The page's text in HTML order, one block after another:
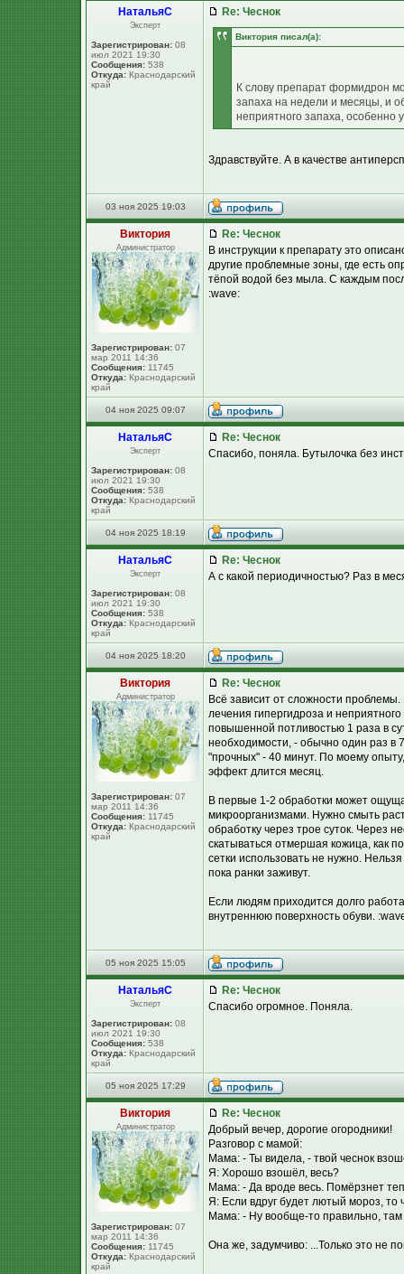
НатальяС
Эксперт
Зарегистрирован: 08
июл 2021 19:30
Сообщения: 538
Откуда: Краснодарский
край
Re: Чеснок
Виктория писал(а):
К слову препарат формидрон
запаха на недели и месяцы, и
неприятного запаха, особенно
Здравствуйте. А в качестве
03 ноя 2025 19:03
Виктория
Администратор
Зарегистрирован: 07
мар 2011 14:36
Сообщения: 11745
Откуда: Краснодарский
край
Re: Чеснок
В инструкции к препарату это
другие проблемные зоны, где есть
тёпой водой без мыла. С каждым
:wave:
04 ноя 2025 09:07
НатальяС
Эксперт
Зарегистрирован: 08
июл 2021 19:30
Сообщения: 538
Откуда: Краснодарский
край
Re: Чеснок
Спасибо, поняла. Бутылочка без
04 ноя 2025 18:19
НатальяС
Эксперт
Зарегистрирован: 08
июл 2021 19:30
Сообщения: 538
Откуда: Краснодарский
край
Re: Чеснок
А с какой периодичностью? Раз в
04 ноя 2025 18:20
Виктория
Администратор
Зарегистрирован: 07
мар 2011 14:36
Сообщения: 11745
Откуда: Краснодарский
край
Re: Чеснок
Всё зависит от сложности
лечения гипергидроза и
повышенной потливостью 1 раза в
необходимости, - обычно один раз
"прочных" - 40 минут. По моему
эффект длится месяц.
В первые 1-2 обработки может
микроорганизмами. Нужно смыть
обработку через трое суток. Через
скатываться отмершая кожица, как
сетки использовать не нужно.
пока ранки заживут.
Если людям приходится долго
внутреннюю поверхность обуви.
05 ноя 2025 15:05
НатальяС
Эксперт
Зарегистрирован: 08
июл 2021 19:30
Сообщения: 538
Откуда: Краснодарский
край
Re: Чеснок
Спасибо огромное. Поняла.
05 ноя 2025 17:29
Виктория
Администратор
Зарегистрирован: 07
мар 2011 14:36
Сообщения: 11745
Откуда: Краснодарский
край
Re: Чеснок
Добрый вечер, дорогие огородники!
Разговор с мамой:
Мама: - Ты видела, - твой чеснок
Я: Хорошо взошёл, весь?
Мама: - Да вроде весь. Помёрзнет
Я: Если вдруг будет лютый мороз, то
Мама: - Ну вообще-то правильно,
Она же, задумчиво: ...Только это не